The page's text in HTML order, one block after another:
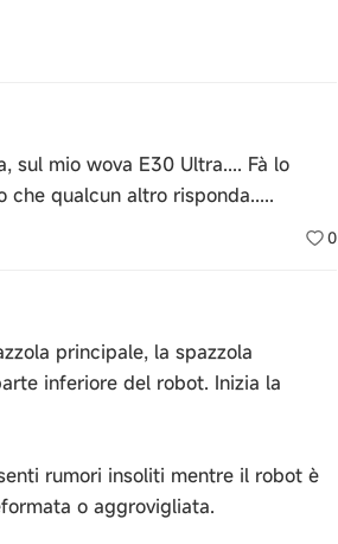
sul mio wova E30 Ultra.... Fà lo
che qualcun altro risponda.....
0
principale, la spazzola
inferiore del robot. Inizia la
rumori insoliti mentre il robot è
o aggrovigliata.